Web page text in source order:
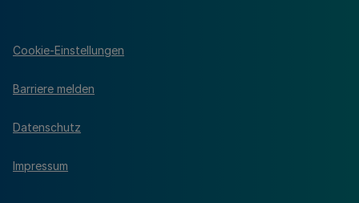
Cookie-Einstellungen
Barriere melden
Datenschutz
Impressum